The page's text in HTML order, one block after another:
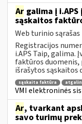
Ar galima į
sąskaitos
Web turinio sąrašas
Registracijos
i.APS Taip, galima.
faktūros duomenis,
išrašytos sąskaitos
sąskaita faktūra
VMI elektroninės
Ar, tvarkant
savo turimų